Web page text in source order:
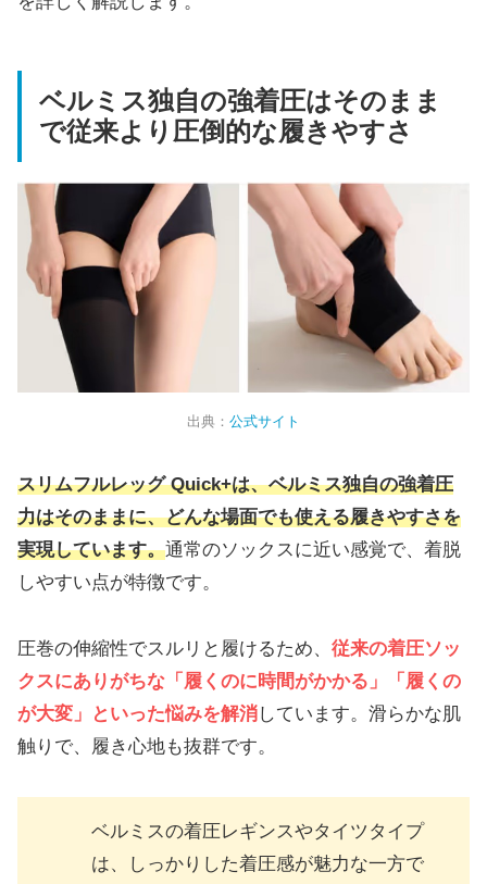
ベルミス独自の強着圧はそのまま
で従来より圧倒的な履きやすさ
出典： 公式サイト
スリムフルレッグ Quick+は、ベルミス独自の強着圧
力はそのままに、どんな場面でも使える履きやすさを
実現しています。通常のソックスに近い感覚で、着脱
しやすい点が特徴です。
圧巻の伸縮性でスルリと履けるため、 従来の着圧ソッ
クスにありがちな「履くのに時間がかかる」「履くの
が大変」といった悩みを解消しています。滑らかな肌
触りで、履き心地も抜群です。
ベルミスの着圧レギンスやタイツタイプ
は、しっかりした着圧感が魅力な一方で